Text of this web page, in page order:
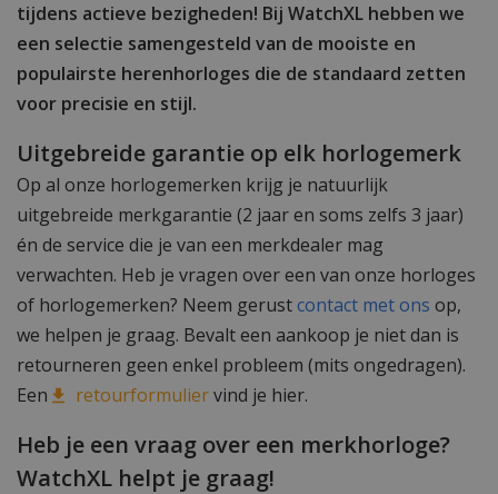
tijdens actieve bezigheden! Bij WatchXL hebben we
een selectie samengesteld van de mooiste en
populairste herenhorloges die de standaard zetten
voor precisie en stijl.
Uitgebreide garantie op elk horlogemerk
Op al onze horlogemerken krijg je natuurlijk
uitgebreide merkgarantie (2 jaar en soms zelfs 3 jaar)
én de service die je van een merkdealer mag
verwachten. Heb je vragen over een van onze horloges
of horlogemerken? Neem gerustcontact met ons op,
we helpen je graag. Bevalt een aankoop je niet dan is
retourneren geen enkel probleem (mits ongedragen).
Een
retourformuliervind je hier.
Heb je een vraag over een merkhorloge?
WatchXL helpt je graag!